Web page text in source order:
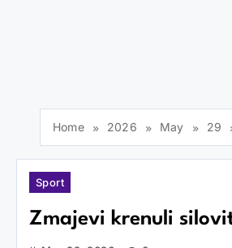
Home 2026 May 29
Sport
Zmajevi krenuli